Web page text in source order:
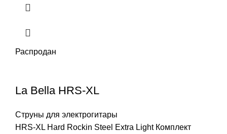
Распродан
La Bella HRS-XL
Струны для электрогитары
HRS-XL Hard Rockin Steel Extra Light Комплект